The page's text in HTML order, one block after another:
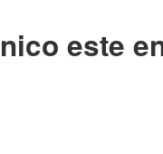
este